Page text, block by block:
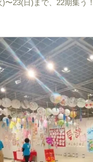
〜23(日)まで、22期集